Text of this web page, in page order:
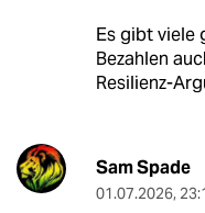
Es gibt viele
Bezahlen
Resilienz-
Sam Spade
01.07.2026,